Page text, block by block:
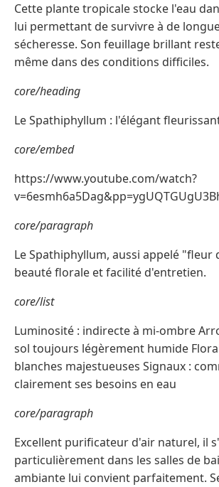
Cette plante tropicale stocke l'eau
lui permettant de survivre à de
sécheresse. Son feuillage brillant
même dans des conditions difficiles.
core/heading
Le Spathiphyllum : l'élégant
core/embed
https://www.youtube.com/watch?
core/paragraph
Le Spathiphyllum, aussi appelé "fleur
beauté florale et facilité d'entretien.
core/list
Luminosité : indirecte à mi-ombre
sol toujours légèrement humide
blanches majestueuses Signaux :
clairement ses besoins en eau
core/paragraph
Excellent purificateur d'air naturel, il
particulièrement dans les salles de
ambiante lui convient parfaitement.